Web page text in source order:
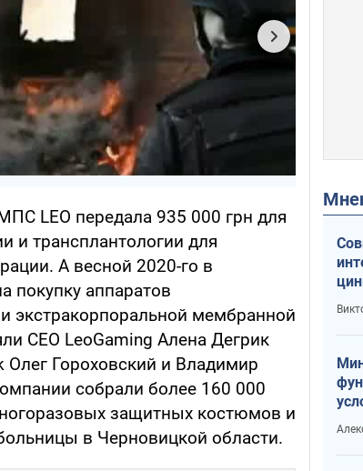
LEO передала 935 000 грн для
и трансплантологии для
А весной 2020-го в
покупку аппаратов
экстракорпоральной мембранной
CEO LeoGaming Алена Дегрик
Гороховский и Владимир
собрали более 160 000
защитных костюмов и
в Черновицкой области.